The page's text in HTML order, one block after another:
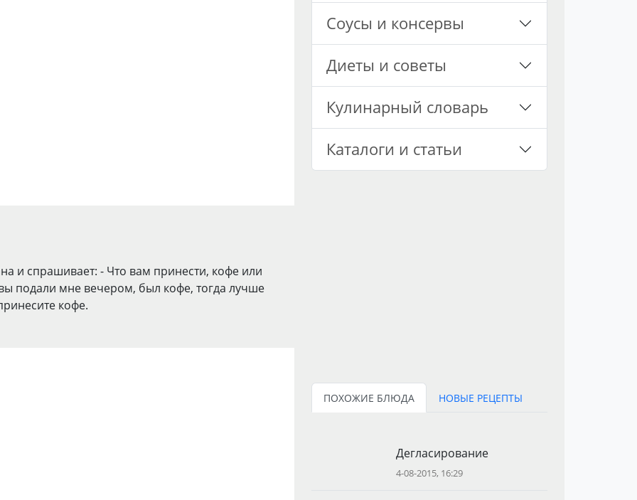
и спрашивает: - Что вам принести, кофе или
подали мне вечером, был кофе, тогда лучше
кофе.
Соусы и консервы
Диеты и советы
Кулинарный словарь
Каталоги и статьи
ПОХОЖИЕ БЛЮДА НОВЫЕ РЕЦЕПТЫ
Дегласирование
4-08-2015, 16:29